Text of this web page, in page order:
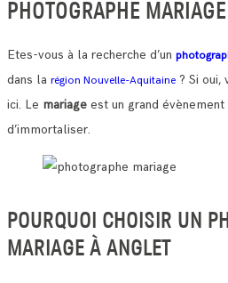
PHOTOGRAPHE
Etes-vous à la recherche d’un
dans la région Nouvelle-Aquitaine ? Si oui,
ici. Le mariage est un grand
d’immortaliser.
POURQUOI CHOISIR UN
MARIAGE À ANGLET